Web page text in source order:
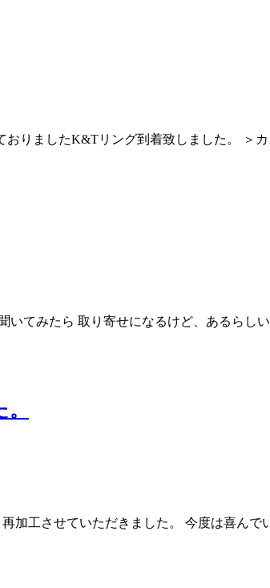
りましたK&Tリング到着致しました。 ＞
てみたら 取り寄せになるけど、あるらし
工させていただきました。 今度は喜んで